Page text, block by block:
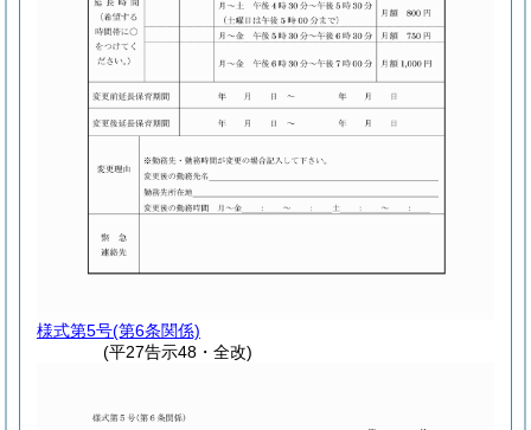
様式第5号(第6条関係)
(平27告示48・全改)